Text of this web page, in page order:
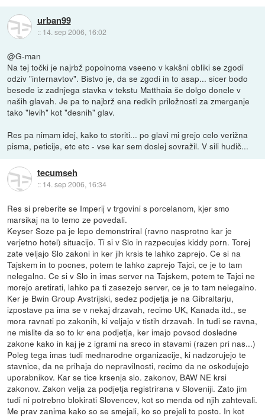
urban99
:: 14. sep 2006, 16:02
@G-man
Na tej točki je najrbž popolnoma vseeno v kakšni obliki se zgodi
odziv "internavtov". Bistvo je, da se zgodi in to asap... sicer bodo
besede iz zadnjega stavka v tekstu Matthaia še dolgo donele v
naših glavah. Je pa to najbrž ena redkih priložnosti za zmerganje
tako "levih" kot "desnih" glav.
Res pa nimam idej, kako to storiti... po glavi mi grejo celo verižna
pisma, peticije, etc etc - vse kar sem doslej sovražil. V sili hudič...
tecumseh
:: 14. sep 2006, 16:34
Res si preberite se Imperij v trgovini s porcelanom, kjer smo
marsikaj na to temo ze povedali.
Keyser Soze pa je lepo demonstriral (ravno nasprotno kar je
verjetno hotel) situacijo. Ti si v Slo in razpecujes kiddy porn. Torej
zate veljajo Slo zakoni in ker jih krsis te lahko zaprejo. Ce si na
Tajskem in to pocnes, potem te lahko zaprejo Tajci, ce je to tam
nelegalno. Ce si v Slo in imas server na Tajskem, potem te Tajci ne
morejo aretirati, lahko pa ti zasezejo server, ce je to tam nelegalno.
Ker je Bwin Group Avstrijski, sedez podjetja je na Gibraltarju,
izpostave pa ima se v nekaj drzavah, recimo UK, Kanada itd., se
mora ravnati po zakonih, ki veljajo v tistih drzavah. In tudi se ravna,
ne mislite da so to kr ena podjetja, ker imajo povsod dosledne
zakone kako in kaj je z igrami na sreco in stavami (razen pri nas...)
Poleg tega imas tudi mednarodne organizacije, ki nadzorujejo te
stavnice, da ne prihaja do nepravilnosti, recimo da ne oskodujejo
uporabnikov. Kar se tice krsenja slo. zakonov, BAW NE krsi
zakonov. Zakon velja za podjetja registrirana v Sloveniji. Zato jim
tudi ni potrebno blokirati Slovencev, kot so menda od njih zahtevali.
Me prav zanima kako so se smejali, ko so prejeli to posto. In kot